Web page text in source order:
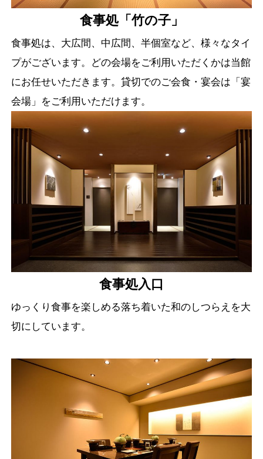
食事処「竹の子」
食事処は、大広間、中広間、半個室など、様々なタイ
プがございます。どの会場をご利用いただくかは当館
にお任せいただきます。貸切でのご会食・宴会は「宴
会場」をご利用いただけます。
食事処入口
ゆっくり食事を楽しめる落ち着いた和のしつらえを大
切にしています。